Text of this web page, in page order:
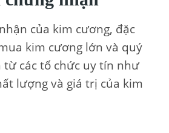
của kim cương, đặc
kim cương lớn và quý
từ các tổ chức uy tín như
lượng và giá trị của kim